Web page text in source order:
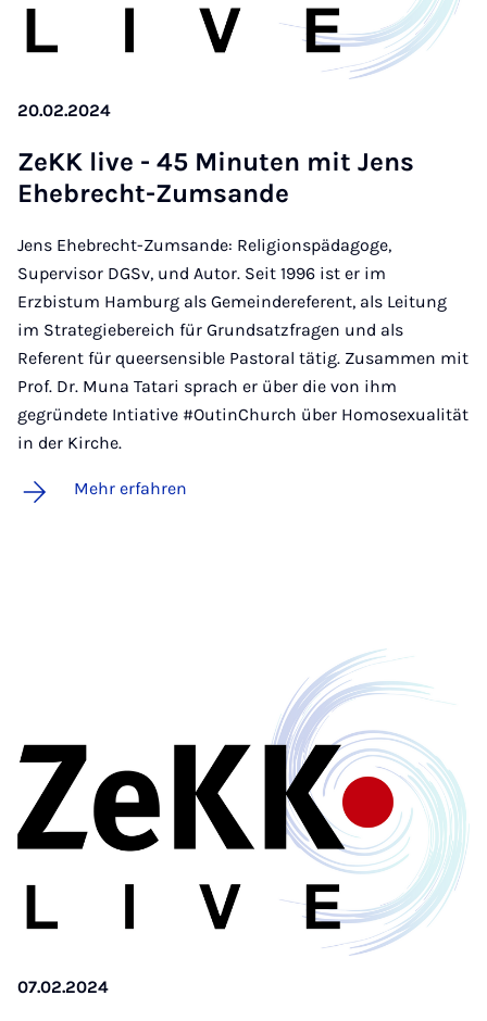
20.02.2024
ZeKK live - 45 Mi­nu­ten mit Jens
Ehe­brecht-Zum­san­de
Jens Ehebrecht-Zumsande: Religionspädagoge,
Supervisor DGSv, und Autor. Seit 1996 ist er im
Erzbistum Hamburg als Gemeindereferent, als Leitung
im Strategiebereich für Grundsatzfragen und als
Referent für queersensible Pastoral tätig. Zusammen mit
Prof. Dr. Muna Tatari sprach er über die von ihm
gegründete Intiative #OutinChurch über Homosexualität
in der Kirche.
Mehr erfahren
07.02.2024